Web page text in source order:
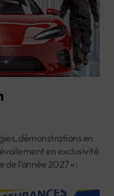
démonstrations en
en exclusivité
l’année 2027 » :